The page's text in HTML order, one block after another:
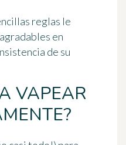
reglas le
en
de su
VAPEAR